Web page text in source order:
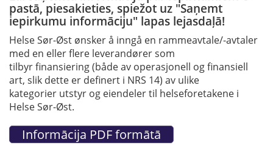
pastā, piesakieties, spiežot uz "Saņemt
iepirkumu informāciju" lapas lejasdaļā!
Helse Sør-Øst ønsker å inngå en rammeavtale/-avtaler
med en eller flere leverandører som
tilbyr finansiering (både av operasjonell og finansiell
art, slik dette er definert i NRS 14) av ulike
kategorier utstyr og eiendeler til helseforetakene i
Helse Sør-Øst.